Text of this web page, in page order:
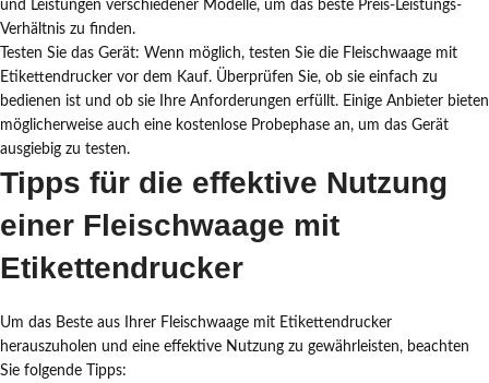
und Leistungen verschiedener Modelle, um das beste Preis-Leistungs-
Verhältnis zu finden.
Testen Sie das Gerät: Wenn möglich, testen Sie die Fleischwaage mit
Etikettendrucker vor dem Kauf. Überprüfen Sie, ob sie einfach zu
bedienen ist und ob sie Ihre Anforderungen erfüllt. Einige Anbieter bieten
möglicherweise auch eine kostenlose Probephase an, um das Gerät
ausgiebig zu testen.
Tipps für die effektive Nutzung
einer Fleischwaage mit
Etikettendrucker
Um das Beste aus Ihrer Fleischwaage mit Etikettendrucker
herauszuholen und eine effektive Nutzung zu gewährleisten, beachten
Sie folgende Tipps: